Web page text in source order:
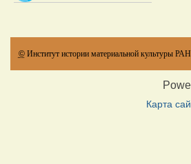
© Институт истории материальной культуры
Карта